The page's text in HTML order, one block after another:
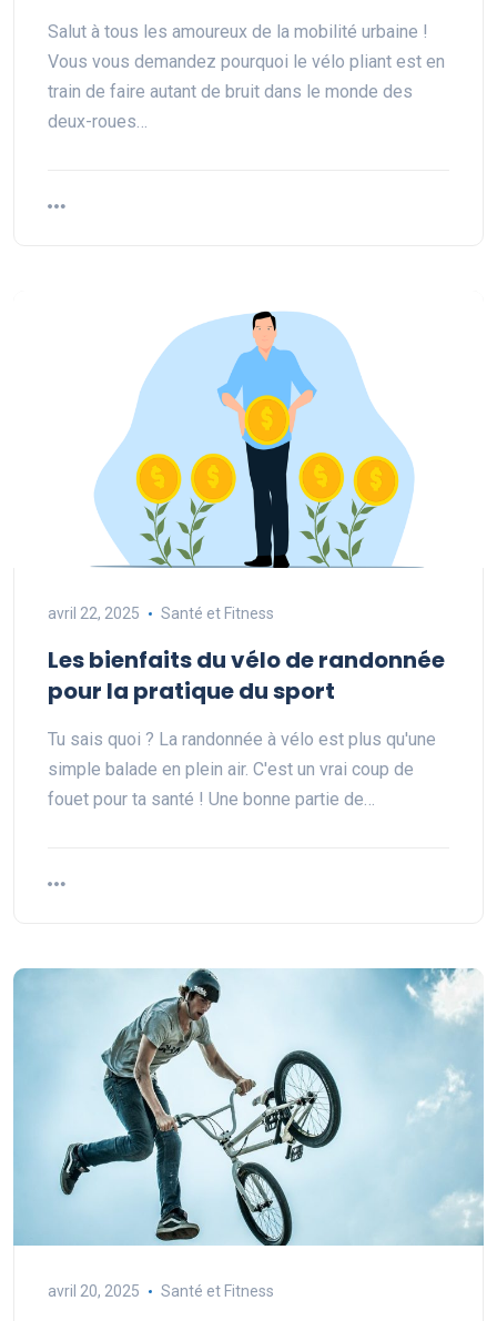
Salut à tous les amoureux de la mobilité urbaine !
Vous vous demandez pourquoi le vélo pliant est en
train de faire autant de bruit dans le monde des
deux-roues…
avril 22, 2025 Santé et Fitness
Les bienfaits du vélo de randonnée
pour la pratique du sport
Tu sais quoi ? La randonnée à vélo est plus qu'une
simple balade en plein air. C'est un vrai coup de
fouet pour ta santé ! Une bonne partie de…
avril 20, 2025 Santé et Fitness